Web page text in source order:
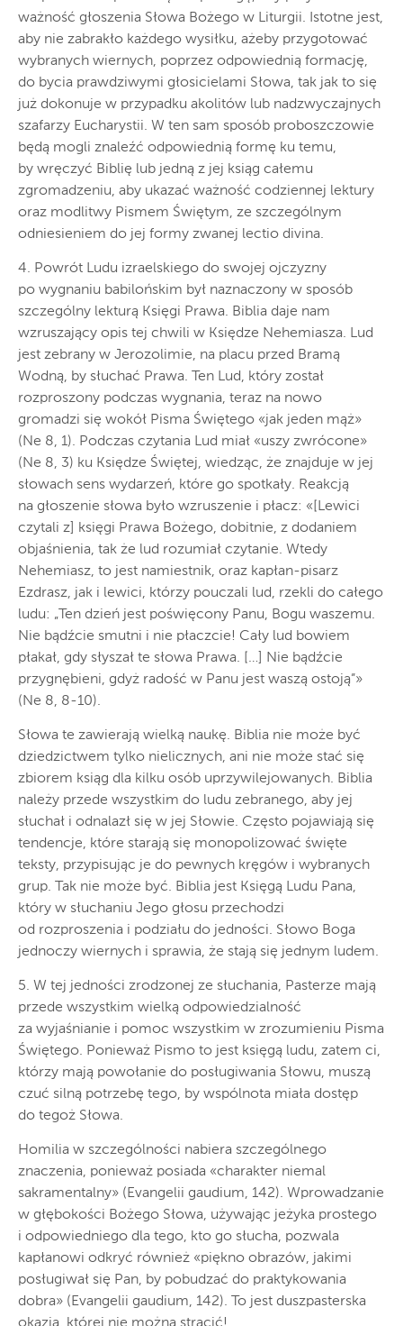
ważność głoszenia Słowa Bożego w Liturgii. Istotne jest,
aby nie zabrakło każdego wysiłku, ażeby przygotować
wybranych wiernych, poprzez odpowiednią formację,
do bycia prawdziwymi głosicielami Słowa, tak jak to się
już dokonuje w przypadku akolitów lub nadzwyczajnych
szafarzy Eucharystii. W ten sam sposób proboszczowie
będą mogli znaleźć odpowiednią formę ku temu,
by wręczyć Biblię lub jedną z jej ksiąg całemu
zgromadzeniu, aby ukazać ważność codziennej lektury
oraz modlitwy Pismem Świętym, ze szczególnym
odniesieniem do jej formy zwanej lectio divina.
4. Powrót Ludu izraelskiego do swojej ojczyzny
po wygnaniu babilońskim był naznaczony w sposób
szczególny lekturą Księgi Prawa. Biblia daje nam
wzruszający opis tej chwili w Księdze Nehemiasza. Lud
jest zebrany w Jerozolimie, na placu przed Bramą
Wodną, by słuchać Prawa. Ten Lud, który został
rozproszony podczas wygnania, teraz na nowo
gromadzi się wokół Pisma Świętego «jak jeden mąż»
(Ne 8, 1). Podczas czytania Lud miał «uszy zwrócone»
(Ne 8, 3) ku Księdze Świętej, wiedząc, że znajduje w jej
słowach sens wydarzeń, które go spotkały. Reakcją
na głoszenie słowa było wzruszenie i płacz: «[Lewici
czytali z] księgi Prawa Bożego, dobitnie, z dodaniem
objaśnienia, tak że lud rozumiał czytanie. Wtedy
Nehemiasz, to jest namiestnik, oraz kapłan-pisarz
Ezdrasz, jak i lewici, którzy pouczali lud, rzekli do całego
ludu: „Ten dzień jest poświęcony Panu, Bogu waszemu.
Nie bądźcie smutni i nie płaczcie! Cały lud bowiem
płakał, gdy słyszał te słowa Prawa. […] Nie bądźcie
przygnębieni, gdyż radość w Panu jest waszą ostoją”»
(Ne 8, 8-10).
Słowa te zawierają wielką naukę. Biblia nie może być
dziedzictwem tylko nielicznych, ani nie może stać się
zbiorem ksiąg dla kilku osób uprzywilejowanych. Biblia
należy przede wszystkim do ludu zebranego, aby jej
słuchał i odnalazł się w jej Słowie. Często pojawiają się
tendencje, które starają się monopolizować święte
teksty, przypisując je do pewnych kręgów i wybranych
grup. Tak nie może być. Biblia jest Księgą Ludu Pana,
który w słuchaniu Jego głosu przechodzi
od rozproszenia i podziału do jedności. Słowo Boga
jednoczy wiernych i sprawia, że stają się jednym ludem.
5. W tej jedności zrodzonej ze słuchania, Pasterze mają
przede wszystkim wielką odpowiedzialność
za wyjaśnianie i pomoc wszystkim w zrozumieniu Pisma
Świętego. Ponieważ Pismo to jest księgą ludu, zatem ci,
którzy mają powołanie do posługiwania Słowu, muszą
czuć silną potrzebę tego, by wspólnota miała dostęp
do tegoż Słowa.
Homilia w szczególności nabiera szczególnego
znaczenia, ponieważ posiada «charakter niemal
sakramentalny» (Evangelii gaudium, 142). Wprowadzanie
w głębokości Bożego Słowa, używając jeżyka prostego
i odpowiedniego dla tego, kto go słucha, pozwala
kapłanowi odkryć również «piękno obrazów, jakimi
posługiwał się Pan, by pobudzać do praktykowania
dobra» (Evangelii gaudium, 142). To jest duszpasterska